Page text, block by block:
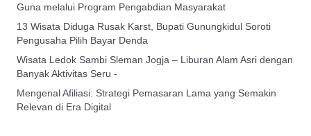
Guna melalui Program Pengabdian Masyarakat
13 Wisata Diduga Rusak Karst, Bupati Gunungkidul Soroti
Pengusaha Pilih Bayar Denda
Wisata Ledok Sambi Sleman Jogja – Liburan Alam Asri dengan
Banyak Aktivitas Seru -
Mengenal Afiliasi: Strategi Pemasaran Lama yang Semakin
Relevan di Era Digital